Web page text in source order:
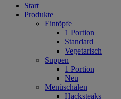
Start
Produkte
Eintöpfe
1 Portion
Standard
Vegetarisch
Suppen
1 Portion
Neu
Menüschalen
Hacksteaks